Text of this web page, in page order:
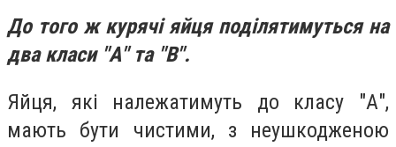
До того ж курячі яйця поділятимуться на
два класи "А" та "В".
Яйця, які належатимуть до класу "А",
мають бути чистими, з неушкодженою